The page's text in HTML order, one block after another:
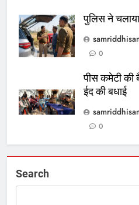
पुलिस ने
0
पीस कमेटी की
ईद की बधाई
0
Search